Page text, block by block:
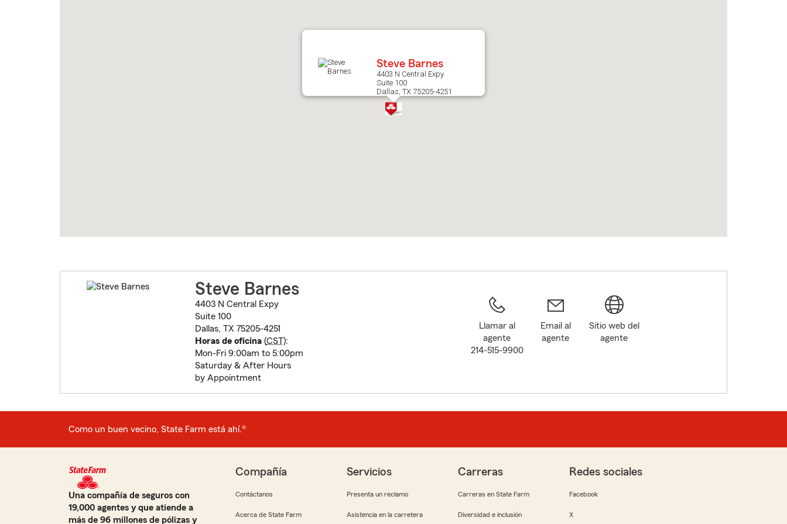
Steve Barnes
4403 N Central Expy
Suite 100
Dallas, TX 75205-4251
Steve Barnes
4403 N Central Expy
Suite 100
Dallas, TX 75205-4251
Horas de oficina(CST):
Mon-Fri 9:00am to 5:00pm
Saturday & After Hours
by Appointment
Llamar al
agente
214-515-9900
Email al
agente
Sitio web del
agente
Como un buen vecino, State Farm está ahí.®
Una compañía de seguros con
19,000 agentes y que atiende a
más de 96 millones de pólizas y
Compañía
Contáctanos
Acerca de State Farm
Servicios
Presenta un reclamo
Asistencia en la carretera
Carreras
Carreras en State Farm
Diversidad e inclusión
Redes sociales
Facebook
X